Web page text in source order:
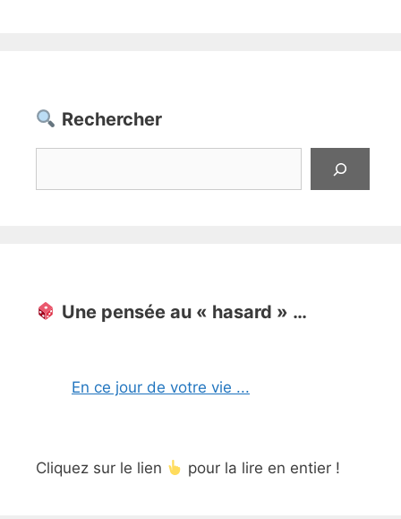
Rechercher
Une pensée au « hasard » …
En ce jour de votre vie ...
Cliquez sur le lien pour la lire en entier !